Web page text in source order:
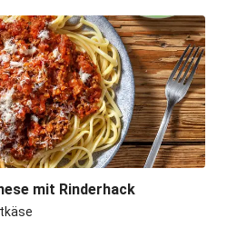
mit Rinderhack